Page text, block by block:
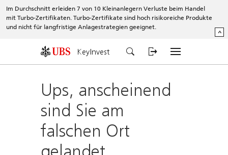
Im Durchschnitt erleiden 7 von 10 Kleinanlegern Verluste beim Handel
mit Turbo-Zertifikaten. Turbo-Zertifikate sind hoch risikoreiche Produkte
und nicht für langfristige Anlagestrategien geeignet.
^
KeyInvest
Ups, anscheinend
sind Sie am
falschen Ort
gelandet